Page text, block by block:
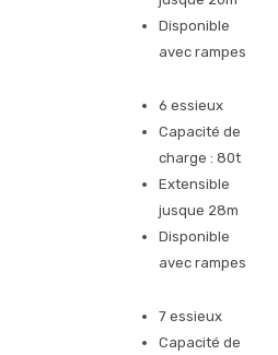
Disponible
avec rampes
6 essieux
Capacité de
charge : 80t
Extensible
jusque 28m
Disponible
avec rampes
7 essieux
Capacité de